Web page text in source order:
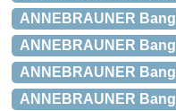
ANNEBRAUNER
ANNEBRAUNER
ANNEBRAUNER
ANNEBRAUNER